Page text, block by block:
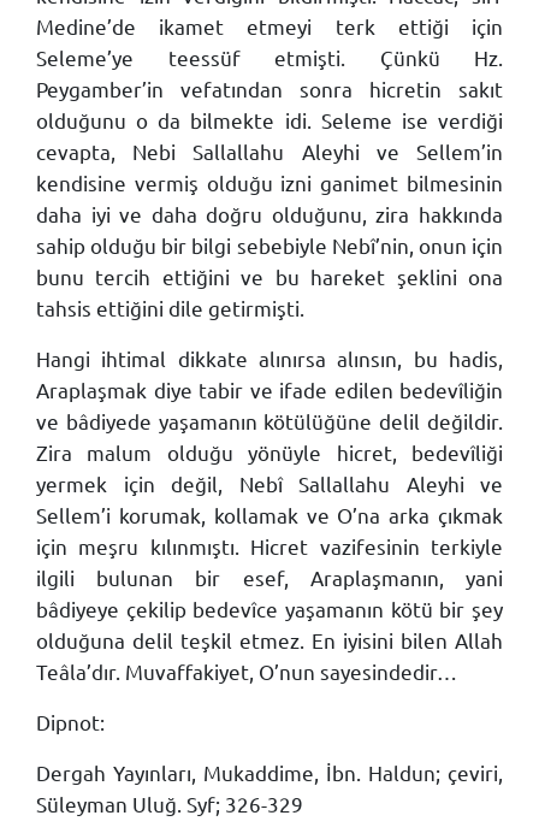
Medine’de ikamet etmeyi terk ettiği için
Seleme’ye teessüf etmişti. Çünkü Hz.
Peygamber’in vefatından sonra hicretin sakıt
olduğunu o da bilmekte idi. Seleme ise verdiği
cevapta, Nebi Sallallahu Aleyhi ve Sellem’in
kendisine vermiş olduğu izni ganimet bilmesinin
daha iyi ve daha doğru olduğunu, zira hakkında
sahip olduğu bir bilgi sebebiyle Nebî’nin, onun için
bunu tercih ettiğini ve bu hareket şeklini ona
tahsis ettiğini dile getirmişti.
Hangi ihtimal dikkate alınırsa alınsın, bu hadis,
Araplaşmak diye tabir ve ifade edilen bedevîliğin
ve bâdiyede yaşamanın kötülüğüne delil değildir.
Zira malum olduğu yönüyle hicret, bedevîliği
yermek için değil, Nebî Sallallahu Aleyhi ve
Sellem’i korumak, kollamak ve O’na arka çıkmak
için meşru kılınmıştı. Hicret vazifesinin terkiyle
ilgili bulunan bir esef, Araplaşmanın, yani
bâdiyeye çekilip bedevîce yaşamanın kötü bir şey
olduğuna delil teşkil etmez. En iyisini bilen Allah
Teâla’dır. Muvaffakiyet, O’nun sayesindedir…
Dipnot:
Dergah Yayınları, Mukaddime, İbn. Haldun; çeviri,
Süleyman Uluğ. Syf; 326-329